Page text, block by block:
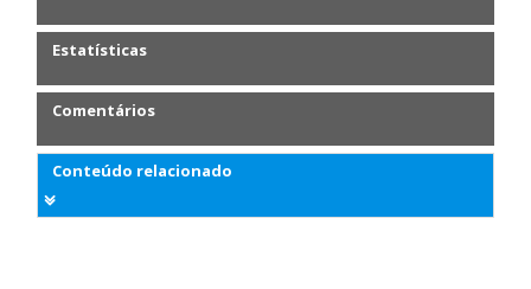
Estatísticas
Comentários
Conteúdo relacionado